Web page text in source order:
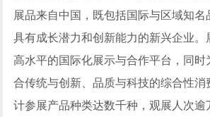
展品来自中国，既包括国际与区域知
具有成长潜力和创新能力的新兴企业。
高水平的国际化展示与合作平台，同时
合传统与创新、品质与科技的综合性消
计参展产品种类达数千种，观展人次逾